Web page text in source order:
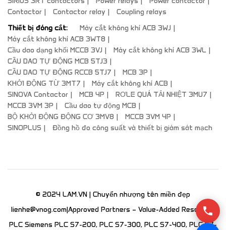
Contactor
Contactor relay
Coupling relays
Thiết bị đóng cắt:
Máy cắt không khí ACB 3WJ
Máy cắt không khí ACB 3WT8
Cầu dao dạng khối MCCB 3VJ
Máy cắt không khí ACB 3WL
CẦU DAO TỰ ĐỘNG MCB 5TJ3
CẦU DAO TỰ ĐỘNG RCCB 5TJ7
MCB 3P
KHỞI ĐỘNG TỪ 3MT7
Máy cắt không khí ACB
SINOVA Contactor
MCB 4P
RƠLE QUÁ TẢI NHIỆT 3MU7
MCCB 3VM 3P
Cầu dao tự động MCB
BỘ KHỞI ĐỘNG ĐỘNG CƠ 3MV8
MCCB 3VM 4P
SINOPLUS
Đồng hồ đo công suất và thiết bị giám sát mạch
© 2024 LAM.VN | Chuyển nhượng tên miền đẹp
lienhe@vnog.com|Approved Partners – Value-Added Resellers |
PLC Siemens PLC S7-200, PLC S7-300, PLC S7-400, PLC S7-